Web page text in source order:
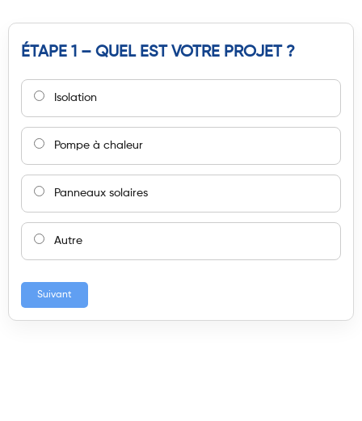
ÉTAPE 1 – QUEL EST VOTRE PROJET ?
Isolation
Pompe à chaleur
Panneaux solaires
Autre
Suivant